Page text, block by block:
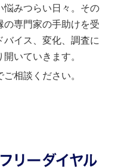
悩みつらい日々。その
の専門家の手助けを受
イス、変化、調査に
いていきます。
相談ください。